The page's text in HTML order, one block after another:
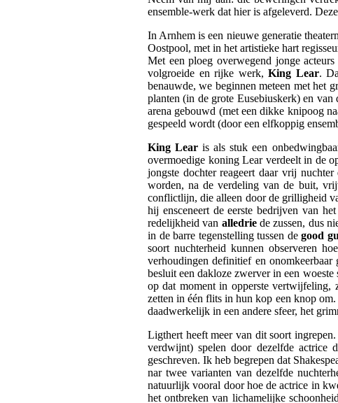
ensemble-werk dat hier is afgeleverd. Deze
In Arnhem is een nieuwe generatie
Oostpool, met in het artistieke hart
Met een ploeg overwegend jonge
volgroeide en rijke werk,King Lear.
benauwde, we beginnen meteen met het
planten (in de grote Eusebiuskerk) en
arena gebouwd (met een dikke knipoog
gespeeld wordt (door een elfkoppig
King Lear is als stuk een
overmoedige koning Lear verdeelt in de
jongste dochter reageert daar vrij
worden, na de verdeling van de buit,
conflictlijn, die alleen door de grilligheid
hij ensceneert de eerste bedrijven van
redelijkheid van alledriede zussen, dus
in de barre tegenstelling tussen degood
soort nuchterheid kunnen observeren
verhoudingen definitief en onomkeerbaar
besluit een dakloze zwerver in een
op dat moment in opperste vertwijfeling,
zetten in één flits in hun kop een knop
daadwerkelijk in een andere sfeer, het
Ligthert heeft meer van dit soort
verdwijnt) spelen door dezelfde actrice
geschreven. Ik heb begrepen dat
nar twee varianten van dezelfde
natuurlijk vooral door hoe de actrice in
het ontbreken van lichamelijke